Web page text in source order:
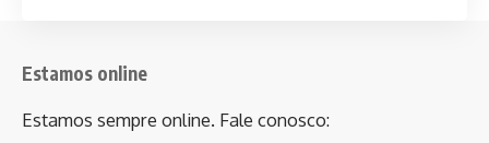
Estamos online
Estamos sempre online. Fale conosco: